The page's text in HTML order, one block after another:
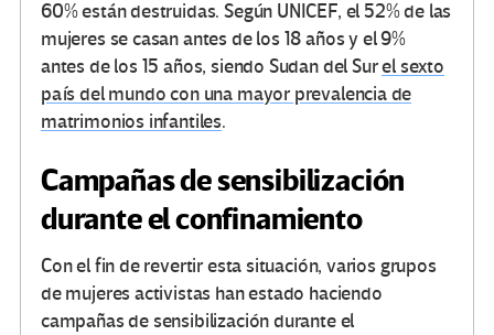
60% están destruidas. Según UNICEF, el 52% de las
mujeres se casan antes de los 18 años y el 9%
antes de los 15 años, siendo Sudan del Surel sexto
país del mundo con una mayor prevalencia de
matrimonios infantiles.
Campañas de sensibilización
durante el confinamiento
Con el fin de revertir esta situación, varios grupos
de mujeres activistas han estado haciendo
campañas de sensibilización durante el